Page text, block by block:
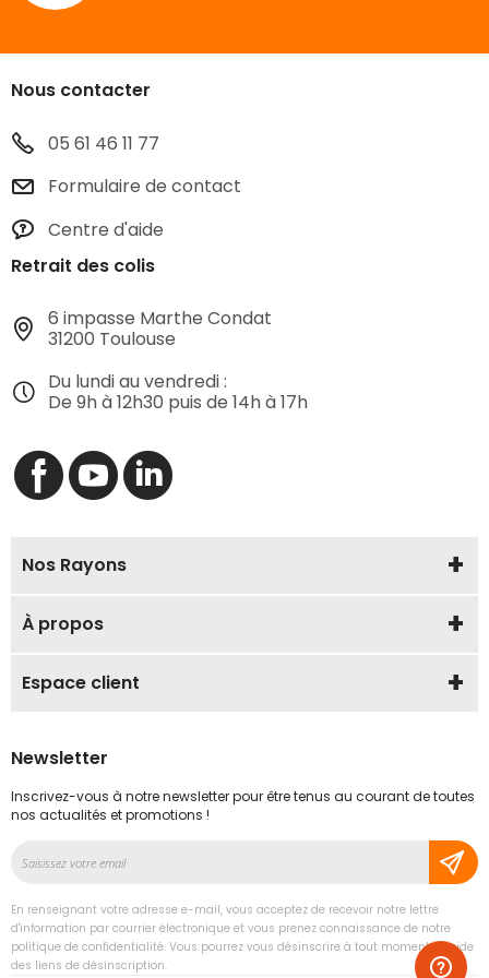
Nous contacter
05 61 46 11 77
Formulaire de contact
Centre d'aide
Retrait des colis
6 impasse Marthe Condat
31200 Toulouse
Du lundi au vendredi :
De 9h à 12h30 puis de 14h à 17h
Nos Rayons
À propos
Espace client
Newsletter
Inscrivez-vous à notre newsletter pour être tenus au courant de toutes
nos actualités et promotions !
notre
lettre
d’information
:
En renseignant votre adresse e-mail, vous acceptez de recevoir notre lettre
d'information par courrier électronique et vous prenez connaissance de notre
politique de confidentialité. Vous pourrez vous désinscrire à tout moment à l'aide
des liens de désinscription.